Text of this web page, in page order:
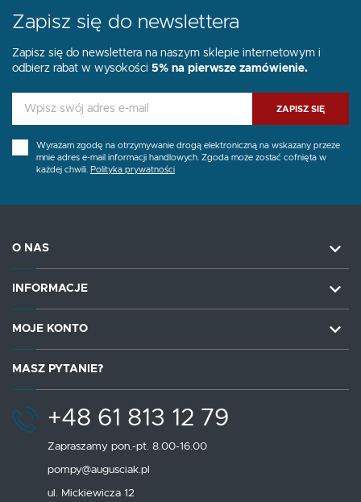
Zapisz się do newslettera
Zapisz się do newslettera na naszym sklepie internetowym i
odbierz rabat w wysokości 5% na pierwsze zamówienie.
ZAPISZ SIĘ
Wyrażam zgodę na otrzymywanie drogą elektroniczną na wskazany przeze
mnie adres e-mail informacji handlowych. Zgoda może zostać cofnięta w
każdej chwili. Polityka prywatności
O NAS
INFORMACJE
MOJE KONTO
MASZ PYTANIE?
+48 61 813 12 79
Zapraszamy pon.-pt. 8.00-16.00
pompy@augusciak.pl
ul. Mickiewicza 12